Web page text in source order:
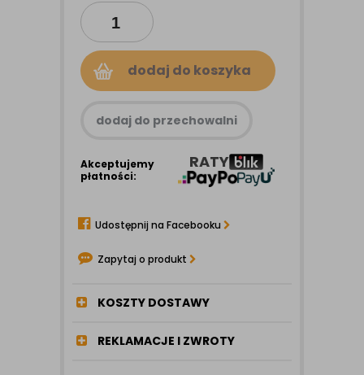
dodaj do koszyka
dodaj do przechowalni
Akceptujemy
płatności:
RATY
Udostępnij na Facebooku
Zapytaj o produkt
KOSZTY DOSTAWY
REKLAMACJE I ZWROTY